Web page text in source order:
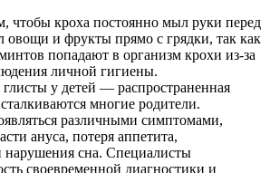
чтобы кроха постоянно мыл руки перед
овощи и фрукты прямо с грядки, так как
попадают в организм крохи из-за
личной гигиены.
у детей — распространенная
многие родители.
различными симптомами,
ануса, потеря аппетита,
нарушения сна. Специалисты
своевременной диагностики и